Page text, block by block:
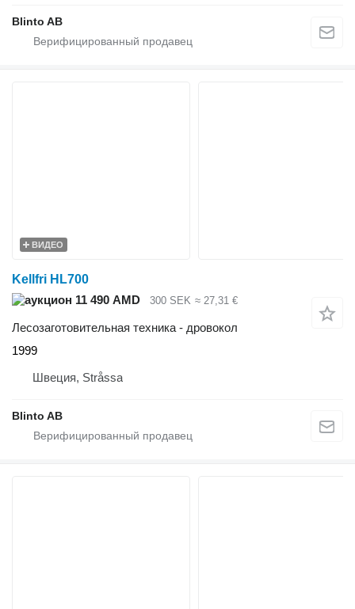
Blinto AB
ВИДЕО
Kellfri HL700
11 490 AMD
300 SEK ≈ 27,31 €
Лесозаготовительная техника - дровокол
1999
Швеция, Stråssa
Blinto AB